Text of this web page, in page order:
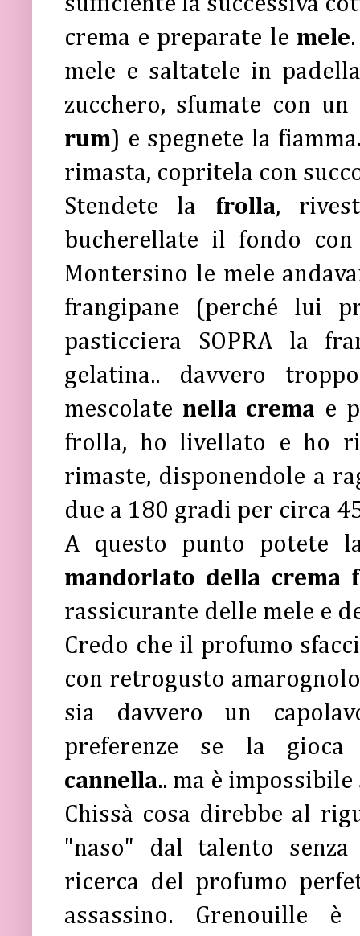
crema e preparate le mele
mele e saltatele in
zucchero, sfumate con
rum) e spegnete la
rimasta, copritela con
Stendete la frolla,
bucherellate il fondo
Montersino le mele
frangipane (perché lui
pasticciera SOPRA la
gelatina.. davvero
mescolate nella crema e
frolla, ho livellato e ho
rimaste, disponendole a
due a 180 gradi per circa
A questo punto potete
mandorlato della crema
rassicurante delle mele e
Credo che il profumo
con retrogusto
sia davvero un
preferenze se la
cannella.. ma è
Chissà cosa direbbe al
"naso" dal talento senza
ricerca del profumo
assassino.